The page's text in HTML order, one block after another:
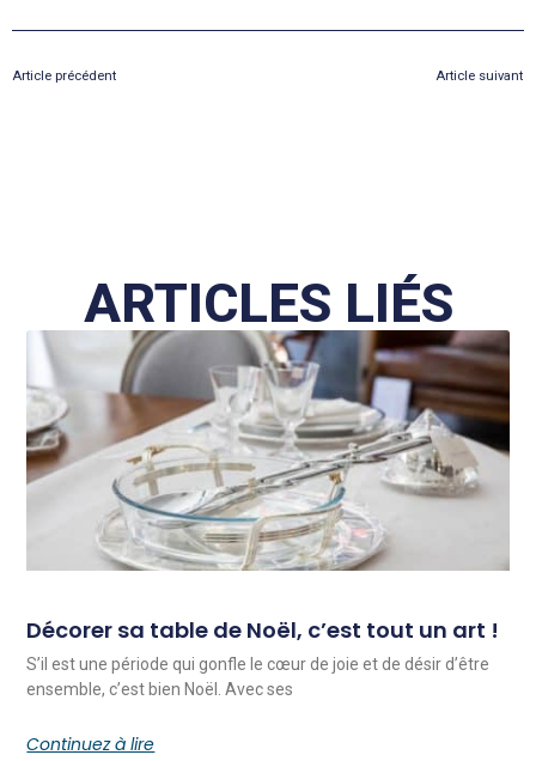
Article précédent Article suivant
ARTICLES LIÉS
Décorer sa table de Noël, c’est tout un art !
S’il est une période qui gonfle le cœur de joie et de désir d’être
ensemble, c’est bien Noël. Avec ses
Continuez à lire